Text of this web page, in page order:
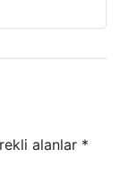
alanlar *